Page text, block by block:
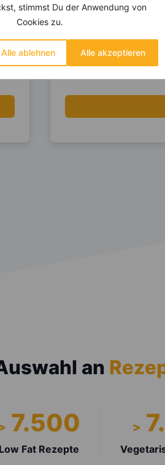
stimmst Du der Anwendung von
Cookies zu.
Alle ablehnen Alle akzeptieren
In
Zuhause
an
7.500
Low Fat Rezepte
>